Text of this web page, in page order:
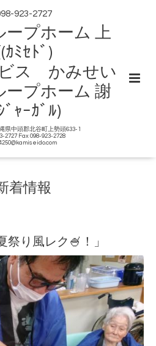
923-2727
プホーム 上
ｶﾐｾﾄﾞ)
ス かみせい
プホーム 謝
ﾞｬｰｶﾞﾙ)
県中頭郡北谷町上勢頭633-1
2727 Fax 098-923-2728
着情報
り風レク🍧！」